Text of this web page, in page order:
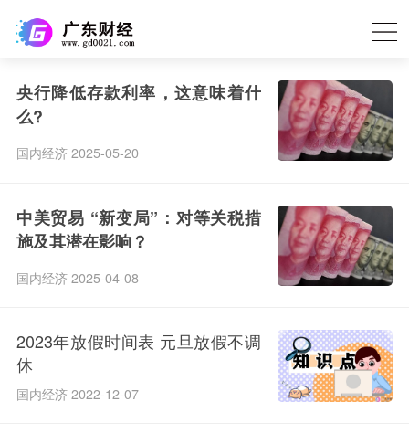
央行降低存款利率，这意味着什
么?
国内经济 2025-05-20
中美贸易 “新变局”：对等关税措
施及其潜在影响？
国内经济 2025-04-08
2023年放假时间表 元旦放假不调
休
国内经济 2022-12-07